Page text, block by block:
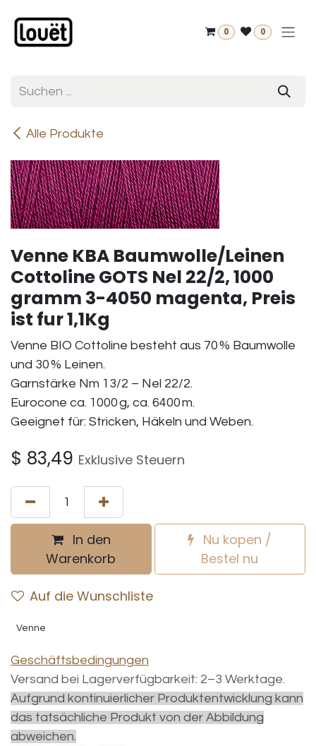
0 0
Alle Produkte
Venne KBA Baumwolle/Leinen
Cottoline GOTS Nel 22/2, 1000
gramm 3-4050 magenta, Preis
ist fur 1,1Kg
Venne BIO Cottoline besteht aus 70 % Baumwolle
und 30 % Leinen.
Garnstärke Nm 13/2 – Nel 22/2.
Eurocone ca. 1000 g, ca. 6400 m.
Geeignet für: Stricken, Häkeln und Weben.
$ 83,49 Exklusive Steuern
In den
Warenkorb
Nu kopen /
Bestel nu
Auf die Wunschliste
Venne
Geschäftsbedingungen
Versand bei Lagerverfügbarkeit: 2–3 Werktage.
Aufgrund kontinuierlicher Produktentwicklung kann
das tatsächliche Produkt von der Abbildung
abweichen.